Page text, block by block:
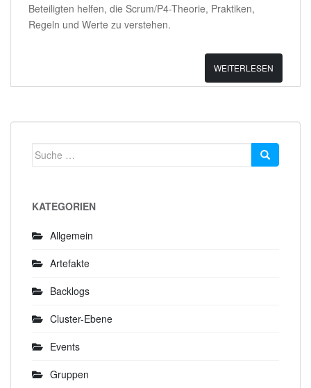
Beteiligten helfen, die Scrum/P4-Theorie, Praktiken,
Regeln und Werte zu verstehen.
WEITERLESEN
Suche
KATEGORIEN
Allgemein
Artefakte
Backlogs
Cluster-Ebene
Events
Gruppen